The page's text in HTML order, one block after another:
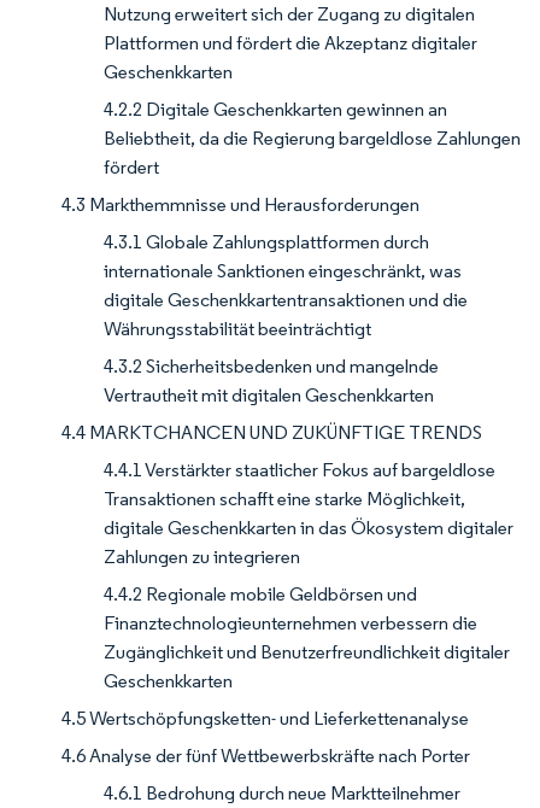
Nutzung erweitert sich der Zugang zu digitalen
Plattformen und fördert die Akzeptanz digitaler
Geschenkkarten
4.2.2 Digitale Geschenkkarten gewinnen an
Beliebtheit, da die Regierung bargeldlose Zahlungen
fördert
4.3 Markthemmnisse und Herausforderungen
4.3.1 Globale Zahlungsplattformen durch
internationale Sanktionen eingeschränkt, was
digitale Geschenkkartentransaktionen und die
Währungsstabilität beeinträchtigt
4.3.2 Sicherheitsbedenken und mangelnde
Vertrautheit mit digitalen Geschenkkarten
4.4 MARKTCHANCEN UND ZUKÜNFTIGE TRENDS
4.4.1 Verstärkter staatlicher Fokus auf bargeldlose
Transaktionen schafft eine starke Möglichkeit,
digitale Geschenkkarten in das Ökosystem digitaler
Zahlungen zu integrieren
4.4.2 Regionale mobile Geldbörsen und
Finanztechnologieunternehmen verbessern die
Zugänglichkeit und Benutzerfreundlichkeit digitaler
Geschenkkarten
4.5 Wertschöpfungsketten- und Lieferkettenanalyse
4.6 Analyse der fünf Wettbewerbskräfte nach Porter
4.6.1 Bedrohung durch neue Marktteilnehmer